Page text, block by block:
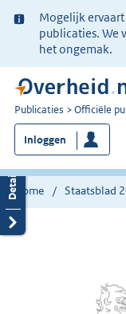
Ter
informatie:
Mogelijk
publicaties. We
het ongemak.
U
bent
nu
hier:
Publicaties Officiële
Inloggen
Home Staatsblad